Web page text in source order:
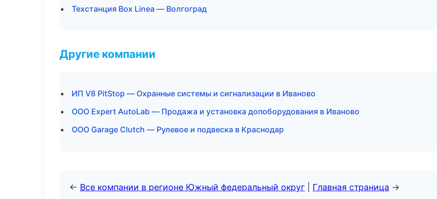
Техстанция Box Linea — Волгоград
Другие компании
ИП V8 PitStop — Охранные системы и сигнализации в Иваново
ООО Expert AutoLab — Продажа и установка допоборудования в Иваново
ООО Garage Clutch — Рулевое и подвеска в Краснодар
← Все компании в регионе Южный федеральный округ Главная страница →